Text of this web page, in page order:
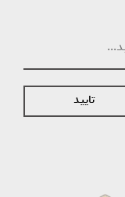
تایید